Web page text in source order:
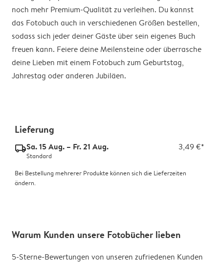
noch mehr Premium-Qualität zu verleihen. Du kannst
das Fotobuch auch in verschiedenen Größen bestellen,
sodass sich jeder deiner Gäste über sein eigenes Buch
freuen kann. Feiere deine Meilensteine oder überrasche
deine Lieben mit einem Fotobuch zum Geburtstag,
Jahrestag oder anderen Jubiläen.
Lieferung
delivery_standard_v2Sa. 15 Aug. – Fr. 21 Aug. 3,49 €*
Standard
Bei Bestellung mehrerer Produkte können sich die Lieferzeiten
ändern.
Warum Kunden unsere Fotobücher lieben
5-Sterne-Bewertungen von unseren zufriedenen Kunden